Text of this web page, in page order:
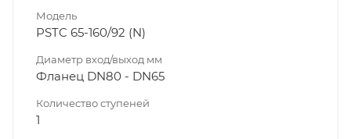
Модель
PSTC 65-160/92 (N)
Диаметр вход/выход мм
Фланец DN80 - DN65
Количество ступеней
1